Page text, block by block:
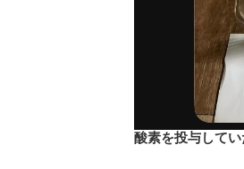
酸素を投与してい